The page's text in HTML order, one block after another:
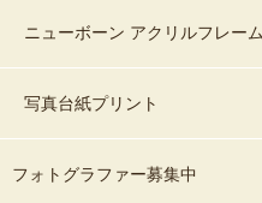
ニューボーン アクリルフレーム
写真台紙プリント
フォトグラファー募集中